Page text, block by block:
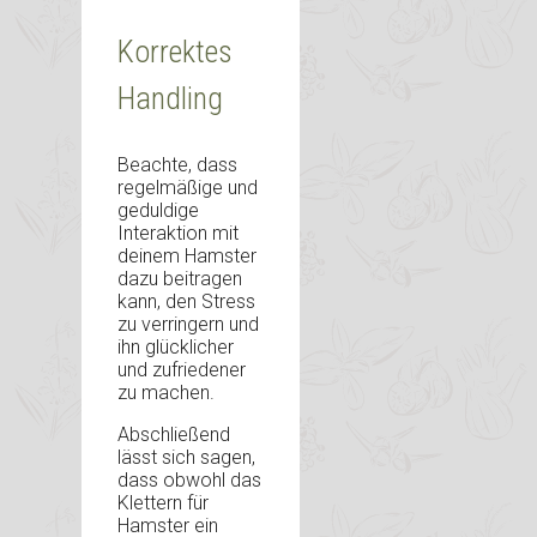
Korrektes
Handling
Beachte, dass
regelmäßige und
geduldige
Interaktion mit
deinem Hamster
dazu beitragen
kann, den Stress
zu verringern und
ihn glücklicher
und zufriedener
zu machen.
Abschließend
lässt sich sagen,
dass obwohl das
Klettern für
Hamster ein